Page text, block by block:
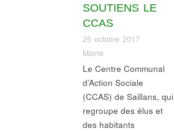
SOUTIENS LE
CCAS
25 octobre 2017
Mairie
Le Centre Communal
d’Action Sociale
(CCAS) de Saillans, qui
regroupe des élus et
des habitants